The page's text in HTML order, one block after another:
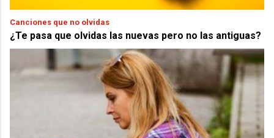
Canciones que no olvidas
¿Te pasa que olvidas las nuevas pero no las antiguas?